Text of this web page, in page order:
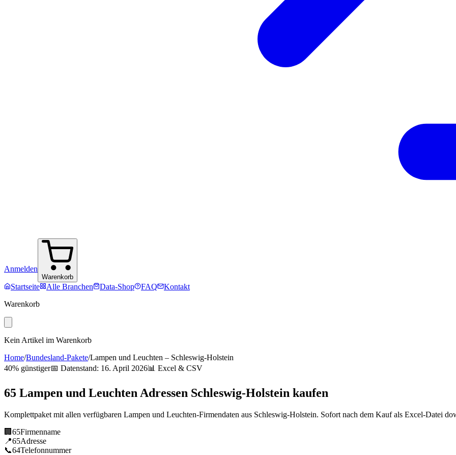
Anmelden
Warenkorb
Startseite Alle Branchen Data-Shop FAQ
Kontakt
Warenkorb
Kein Artikel im Warenkorb
Home/Bundesland-Pakete/Lampen und Leuchten – Schleswig-Holstein
40% günstiger📅 Datenstand: 16. April 2026📊 Excel & CSV
65 Lampen und Leuchten Adressen Schleswig-Holstein kaufen
Komplettpaket mit allen verfügbaren Lampen und Leuchten-Firmendaten aus Schleswig-Holstein. Sofort nach dem Kauf als Excel-Datei
🏢 65Firmenname
📍65Adresse
📞64Telefonnummer